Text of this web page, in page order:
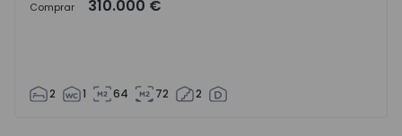
Comprar 310.000 €
2 1 64 72 2